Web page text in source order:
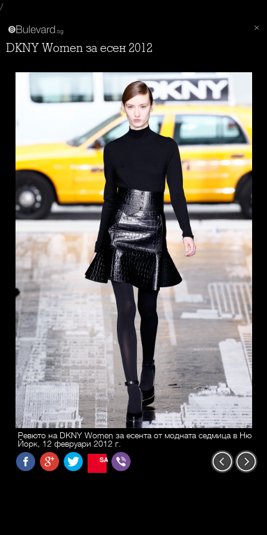
/
DKNY Women за есен 2012
Ревюто на DKNY Women за есента от модната седмица в Ню
Йорк, 12 февруари 2012 г.
SAVE